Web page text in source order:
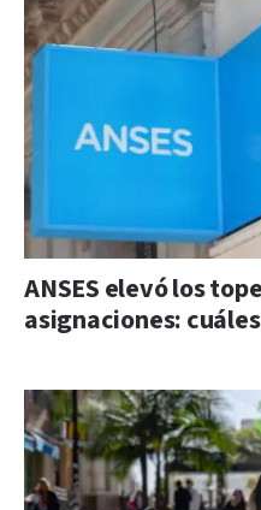
ANSES elevó los
asignaciones: